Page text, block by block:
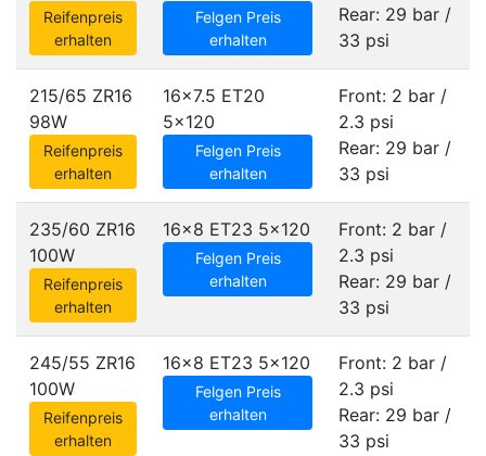
Reifenpreis
erhalten
Felgen Preis
erhalten
Rear: 29 bar /
33 psi
215/65 ZR16
98W
Reifenpreis
erhalten
16x7.5 ET20
5x120
Felgen Preis
erhalten
Front: 2 bar /
2.3 psi
Rear: 29 bar /
33 psi
235/60 ZR16
100W
Reifenpreis
erhalten
16x8 ET23 5x120
Felgen Preis
erhalten
Front: 2 bar /
2.3 psi
Rear: 29 bar /
33 psi
245/55 ZR16
100W
Reifenpreis
erhalten
16x8 ET23 5x120
Felgen Preis
erhalten
Front: 2 bar /
2.3 psi
Rear: 29 bar /
33 psi